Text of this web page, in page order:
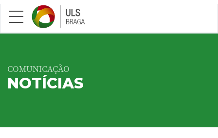
Saltar para conteúdo principal
COMUNICAÇÃO
NOTÍCIAS